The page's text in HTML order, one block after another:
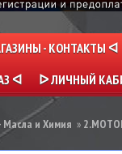
- КОНТАКТЫ ᐊ
ᐊ ᐅ ЛИЧНЫЙ
и Химия »